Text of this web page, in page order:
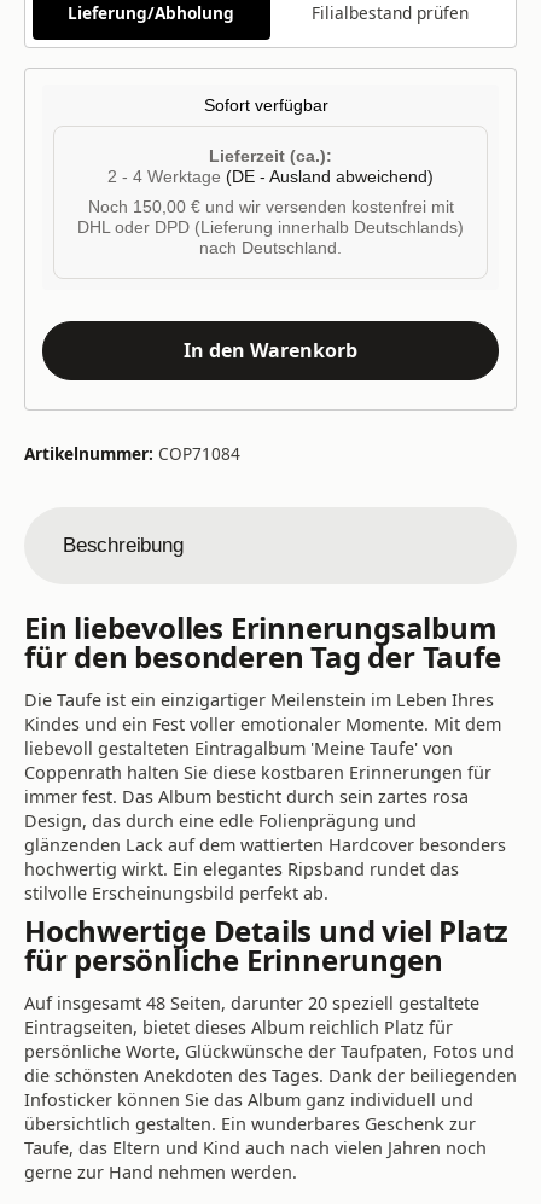
Lieferung/Abholung Filialbestand prüfen
Sofort verfügbar
Lieferzeit (ca.):
2 - 4 Werktage (DE - Ausland abweichend)
Noch 150,00 € und wir versenden kostenfrei mit
DHL oder DPD (Lieferung innerhalb Deutschlands)
nach Deutschland.
In den Warenkorb
Artikelnummer: COP71084
Beschreibung
Ein liebevolles Erinnerungsalbum
für den besonderen Tag der Taufe
Die Taufe ist ein einzigartiger Meilenstein im Leben Ihres
Kindes und ein Fest voller emotionaler Momente. Mit dem
liebevoll gestalteten Eintragalbum 'Meine Taufe' von
Coppenrath halten Sie diese kostbaren Erinnerungen für
immer fest. Das Album besticht durch sein zartes rosa
Design, das durch eine edle Folienprägung und
glänzenden Lack auf dem wattierten Hardcover besonders
hochwertig wirkt. Ein elegantes Ripsband rundet das
stilvolle Erscheinungsbild perfekt ab.
Hochwertige Details und viel Platz
für persönliche Erinnerungen
Auf insgesamt 48 Seiten, darunter 20 speziell gestaltete
Eintragseiten, bietet dieses Album reichlich Platz für
persönliche Worte, Glückwünsche der Taufpaten, Fotos und
die schönsten Anekdoten des Tages. Dank der beiliegenden
Infosticker können Sie das Album ganz individuell und
übersichtlich gestalten. Ein wunderbares Geschenk zur
Taufe, das Eltern und Kind auch nach vielen Jahren noch
gerne zur Hand nehmen werden.